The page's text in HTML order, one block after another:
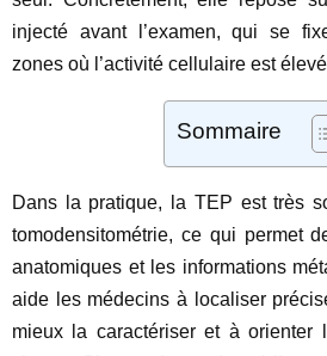
injecté avant l’examen, qui se
zones où l’activité cellulaire est
Sommaire
Dans la pratique, la TEP est très
tomodensitométrie, ce qui permet
anatomiques et les informations
aide les médecins à localiser
mieux la caractériser et à